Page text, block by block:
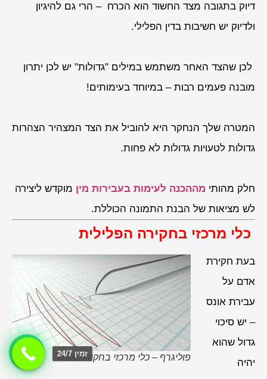
דיוק בתגובה מצד החשוד הוא הכרח – הרי גם להיגיון
ולדיוק יש חשיבות בדין הפלילי.
לכן שהצד האחר משתמש במילים "גדולות" יש לכן יתרון
מובנה פעמים רבות – במיוחד בעימותים!
המטרה שלך הנחקר היא להוביל את הצד המצהיר הצהרות
גדולות לטעויות גדולות לא פחות.
חלק מהותי מההכנה לעימות בעבירות מין מוקדש ליצירה
לש מציאות של הבנת התמונה הכוללת.
כלי מרכזי בחקירה הפלילית
פוליגרף – כלי מרכזי בחקירת אונס
בעת חקירת
אדם על
עבירת אונס
– יש סיכוי
גדול שהוא
יהיה
זמין 24/7